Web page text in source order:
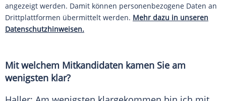
angezeigt werden. Damit können personenbezogene Daten an
Drittplattformen übermittelt werden. Mehr dazu in unseren
Datenschutzhinweisen.
Mit welchem Mitkandidaten kamen Sie am
wenigsten klar?